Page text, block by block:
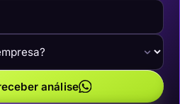
análise